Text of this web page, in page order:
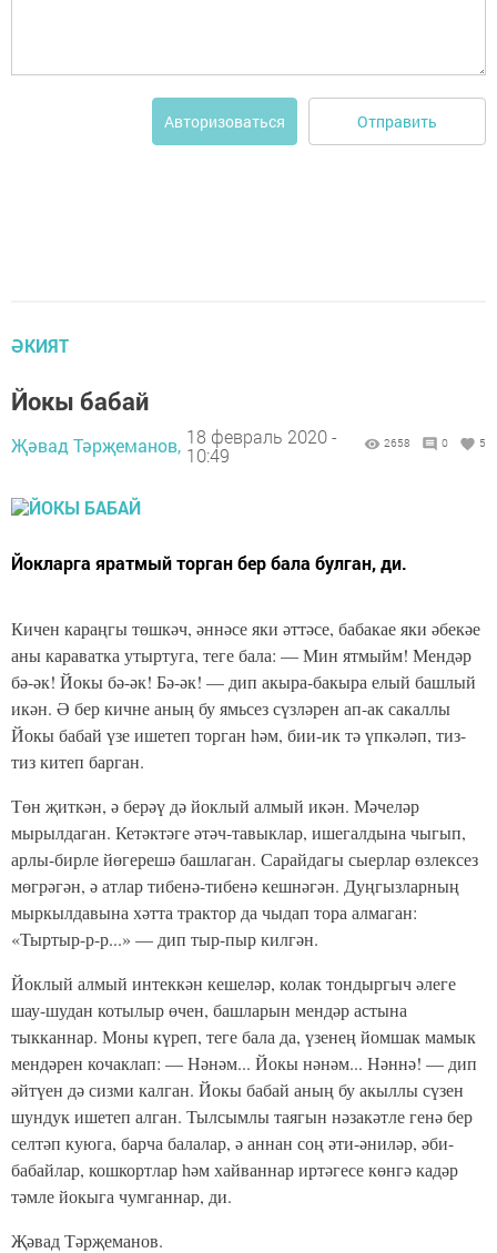
Авторизоваться Отправить
ӘКИЯТ
Йокы бабай
Җәвад Тәрҗеманов, 18 февраль 2020 -
10:49
2658 0 5
Йокларга яратмый торган бер бала булган, ди.
Кичен караңгы төшкәч, әннәсе яки әттәсе, бабакае яки әбекәе
аны караватка утыртуга, теге бала: — Мин ятмыйм! Мендәр
бә-әк! Йокы бә-әк! Бә-әк! — дип акыра-бакыра елый башлый
икән. Ә бер кичне аның бу ямьсез сүзләрен ап-ак сакаллы
Йокы бабай үзе ишетеп торган һәм, бии-ик тә үпкәләп, тиз-
тиз китеп барган.
Төн җиткән, ә берәү дә йоклый алмый икән. Мәчеләр
мырылдаган. Кетәктәге әтәч-тавыклар, ишегалдына чыгып,
арлы-бирле йөгерешә башлаган. Сарайдагы сыерлар өзлексез
мөгрәгән, ә атлар тибенә-тибенә кешнәгән. Дуңгызларның
мыркылдавына хәтта трактор да чыдап тора алмаган:
«Тыртыр-р-р...» — дип тыр-пыр килгән.
Йоклый алмый интеккән кешеләр, колак тондыргыч әлеге
шау-шудан котылыр өчен, башларын мендәр астына
тыкканнар. Моны күреп, теге бала да, үзенең йомшак мамык
мендәрен кочаклап: — Нәнәм... Йокы нәнәм... Нәннә! — дип
әйтүен дә сизми калган. Йокы бабай аның бу акыллы сүзен
шундук ишетеп алган. Тылсымлы таягын нәзакәтле генә бер
селтәп куюга, барча балалар, ә аннан соң әти-әниләр, әби-
бабайлар, кошкортлар һәм хайваннар иртәгесе көнгә кадәр
тәмле йокыга чумганнар, ди.
Җәвад Тәрҗеманов.